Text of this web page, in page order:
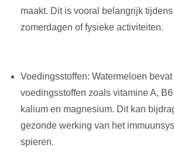
maakt. Dit is vooral belangrijk
zomerdagen of fysieke activiteiten.
Voedingsstoffen: Watermeloen
voedingsstoffen zoals vitamine A,
kalium en magnesium. Dit kan
gezonde werking van het
spieren.